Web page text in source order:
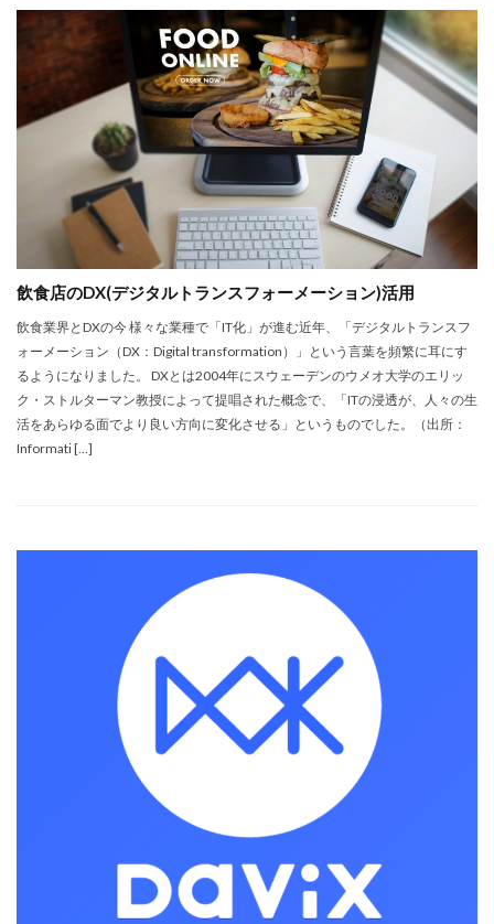
飲食店のDX(デジタルトランスフォーメーション)活用
飲食業界とDXの今 様々な業種で「IT化」が進む近年、「デジタルトランスフ
ォーメーション（DX：Digital transformation）」という言葉を頻繁に耳にす
るようになりました。 DXとは2004年にスウェーデンのウメオ大学のエリッ
ク・ストルターマン教授によって提唱された概念で、「ITの浸透が、人々の生
活をあらゆる面でより良い方向に変化させる」というものでした。（出所：
Informati […]